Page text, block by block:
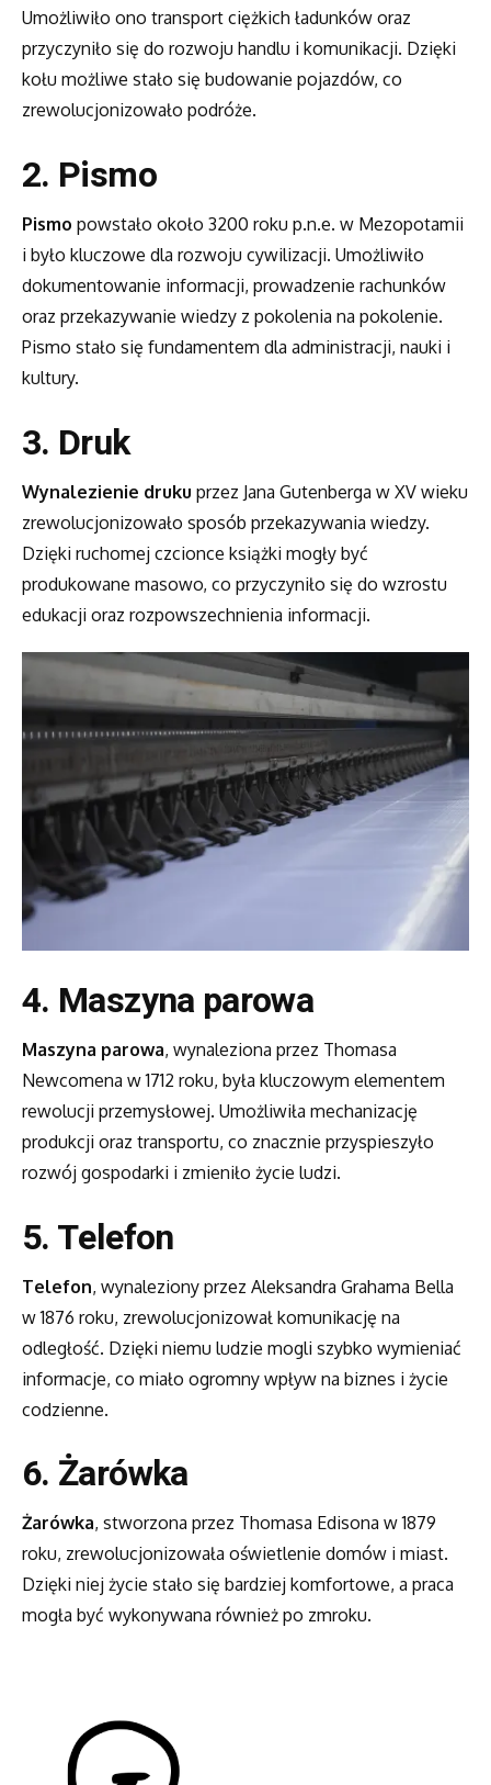
Umożliwiło ono transport ciężkich ładunków oraz
przyczyniło się do rozwoju handlu i komunikacji. Dzięki
kołu możliwe stało się budowanie pojazdów, co
zrewolucjonizowało podróże.
2. Pismo
Pismo powstało około 3200 roku p.n.e. w Mezopotamii
i było kluczowe dla rozwoju cywilizacji. Umożliwiło
dokumentowanie informacji, prowadzenie rachunków
oraz przekazywanie wiedzy z pokolenia na pokolenie.
Pismo stało się fundamentem dla administracji, nauki i
kultury.
3. Druk
Wynalezienie druku przez Jana Gutenberga w XV wieku
zrewolucjonizowało sposób przekazywania wiedzy.
Dzięki ruchomej czcionce książki mogły być
produkowane masowo, co przyczyniło się do wzrostu
edukacji oraz rozpowszechnienia informacji.
4. Maszyna parowa
Maszyna parowa, wynaleziona przez Thomasa
Newcomena w 1712 roku, była kluczowym elementem
rewolucji przemysłowej. Umożliwiła mechanizację
produkcji oraz transportu, co znacznie przyspieszyło
rozwój gospodarki i zmieniło życie ludzi.
5. Telefon
Telefon, wynaleziony przez Aleksandra Grahama Bella
w 1876 roku, zrewolucjonizował komunikację na
odległość. Dzięki niemu ludzie mogli szybko wymieniać
informacje, co miało ogromny wpływ na biznes i życie
codzienne.
6. Żarówka
Żarówka, stworzona przez Thomasa Edisona w 1879
roku, zrewolucjonizowała oświetlenie domów i miast.
Dzięki niej życie stało się bardziej komfortowe, a praca
mogła być wykonywana również po zmroku.